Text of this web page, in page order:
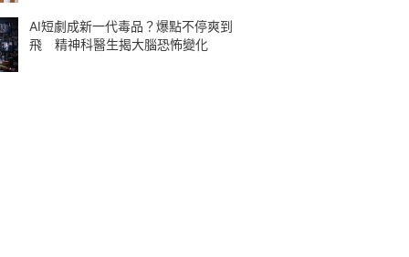
AI短劇成新一代毒品？爆點不停爽到
飛 精神科醫生揭大腦恐怖變化